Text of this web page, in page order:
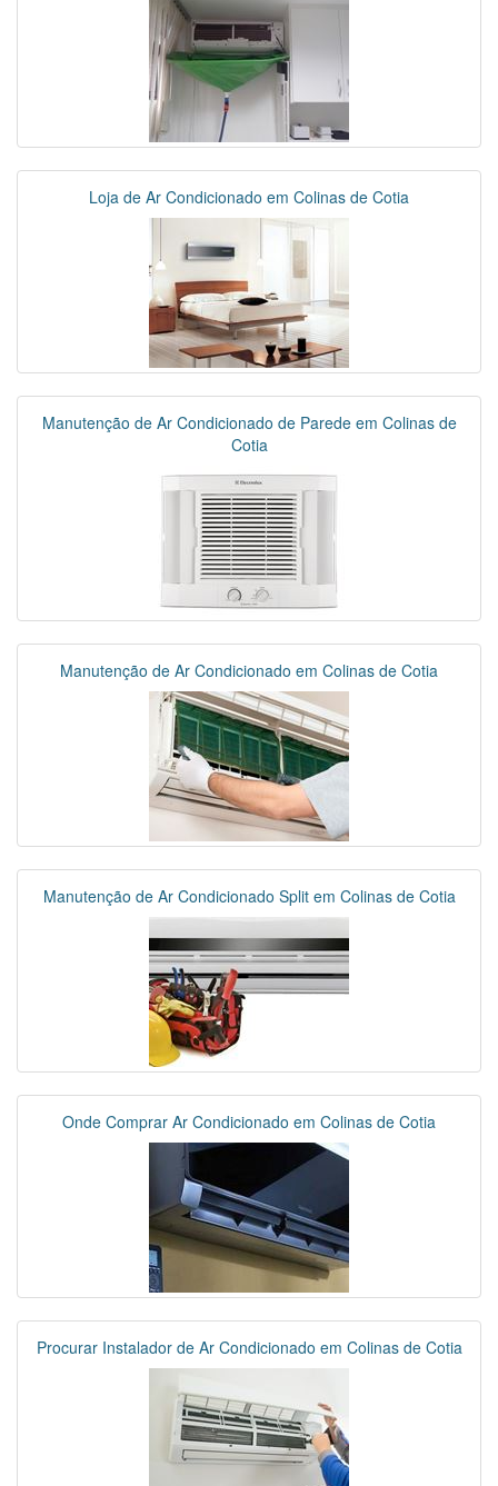
Loja de Ar Condicionado em Colinas de Cotia
Manutenção de Ar Condicionado de Parede em Colinas de
Cotia
Manutenção de Ar Condicionado em Colinas de Cotia
Manutenção de Ar Condicionado Split em Colinas de Cotia
Onde Comprar Ar Condicionado em Colinas de Cotia
Procurar Instalador de Ar Condicionado em Colinas de Cotia